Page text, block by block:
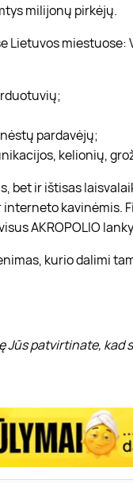
milijonų pirkėjų.
Lietuvos
pardavėjų;
kelionių,
bet ir ištisas
kavinėmis.
AKROPOLIO
kurio dalimi
Jūs patvirtinate,